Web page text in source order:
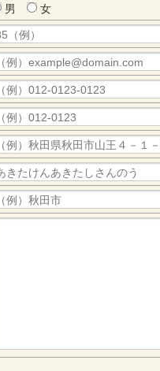
男
女